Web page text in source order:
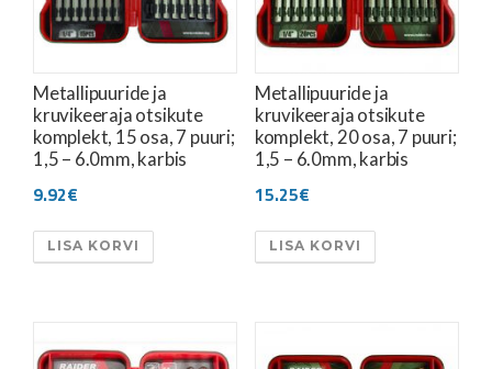
Metallipuuride ja
kruvikeeraja otsikute
komplekt, 15 osa, 7 puuri;
1,5 – 6.0mm, karbis
9.92€
LISA KORVI
Metallipuuride ja
kruvikeeraja otsikute
komplekt, 20 osa, 7 puuri;
1,5 – 6.0mm, karbis
15.25€
LISA KORVI